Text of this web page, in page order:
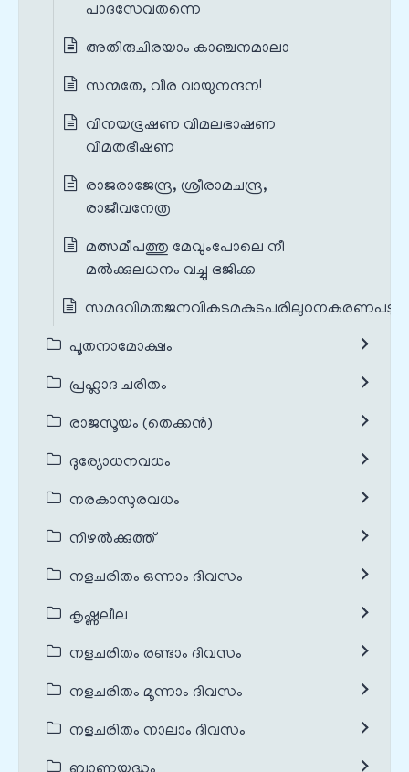
പാദസേവതന്നെ
അതിരുചിരയാം കാഞ്ചനമാലാ
സന്മതേ, വീര വായുനന്ദന!
വിനയഭൂഷണ വിമലഭാഷണ
വിമതഭീഷണ
രാജരാജേന്ദ്ര, ശ്രീരാമചന്ദ്ര,
രാജീവനേത്ര
മത്സമീപത്തു മേവുംപോലെ നീ
മൽക്കുലധനം വച്ചു ഭജിക്ക
സമദവിമതജനവികടമകുടപരിലുഠനകരണപടു
പൂതനാമോക്ഷം
പ്രഹ്ലാദ ചരിതം
രാജസൂയം (തെക്കൻ)
ദുര്യോധനവധം
നരകാസുരവധം
നിഴൽക്കുത്ത്
നളചരിതം ഒന്നാം ദിവസം
കൃഷ്ണലീല
നളചരിതം രണ്ടാം ദിവസം
നളചരിതം മൂന്നാം ദിവസം
നളചരിതം നാലാം ദിവസം